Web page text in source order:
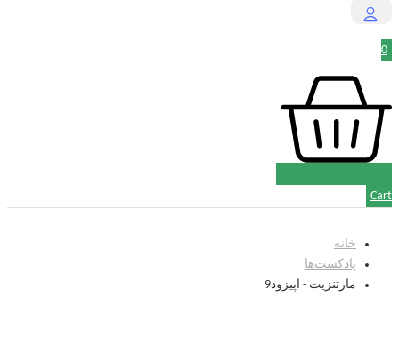
0
Cart
خانه
پادکست‌‌ها
مارتنزیت - اپیزود9